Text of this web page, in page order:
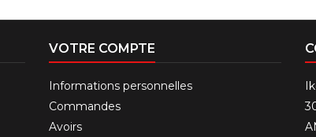
VOTRE COMPTE
Informations personnelles
Commandes
Avoirs